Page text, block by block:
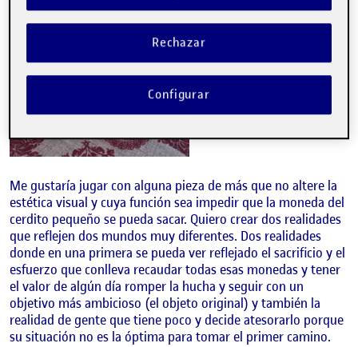
Me gustaría jugar con alguna pieza de más que no altere la
estética visual y cuya función sea impedir que la moneda del
cerdito pequeño se pueda sacar. Quiero crear dos realidades
que reflejen dos mundos muy diferentes. Dos realidades
donde en una primera se pueda ver reflejado el sacrificio y el
esfuerzo que conlleva recaudar todas esas monedas y tener
el valor de algún día romper la hucha y seguir con un
objetivo más ambicioso (el objeto original) y también la
realidad de gente que tiene poco y decide atesorarlo porque
su situación no es la óptima para tomar el primer camino.
Rechazar
Configurar